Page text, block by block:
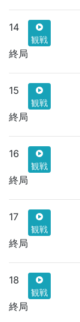
14
観戦
終局
15
観戦
終局
16
観戦
終局
17
観戦
終局
18
観戦
終局